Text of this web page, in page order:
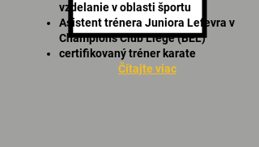
vzdelanie v oblasti športu
Asistent trénera Juniora Lefevra v
Champions Club Liege (BEL)
certifikovaný tréner karate
Čítajte viac